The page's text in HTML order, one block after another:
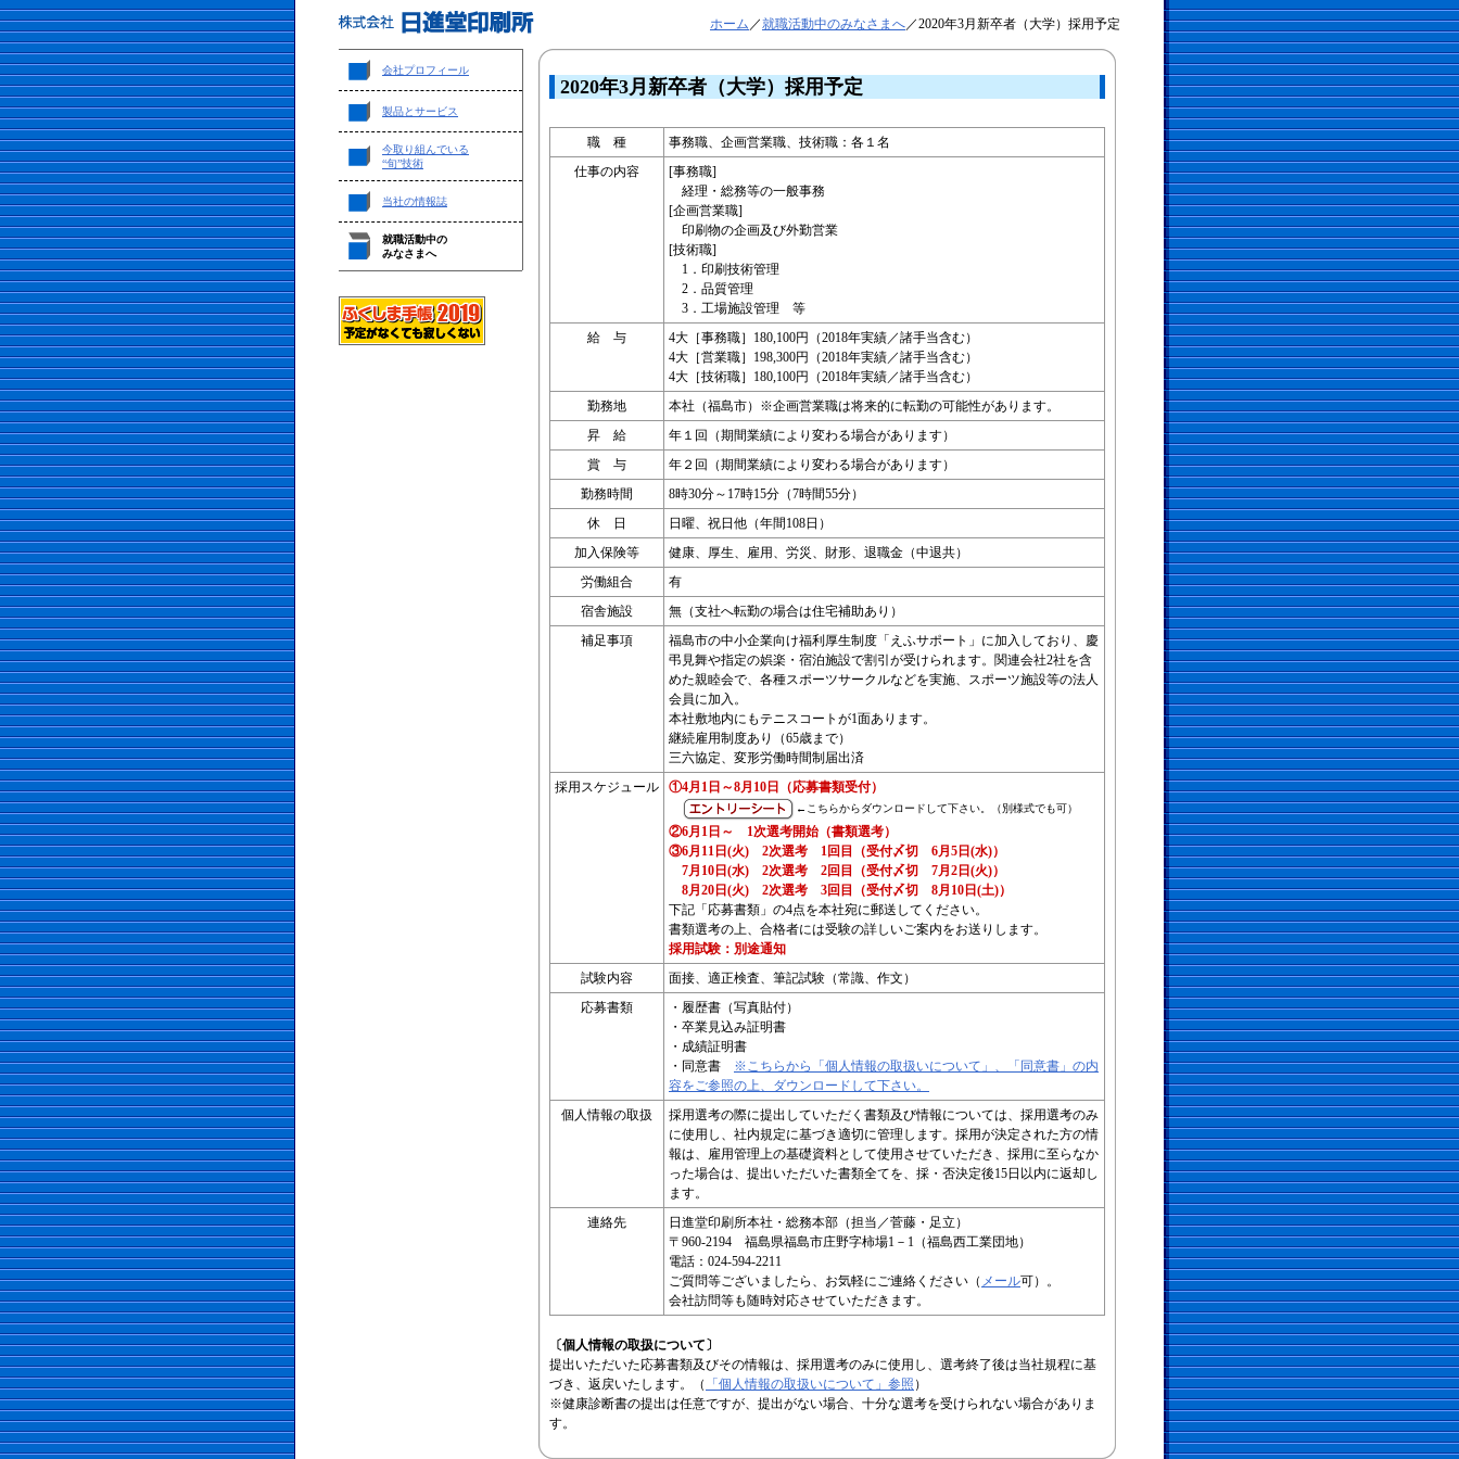
ホーム ／就職活動中のみなさまへ／2020年3月新卒者（大学）採用予定
会社プロフィール
製品とサービス
今取り組んでいる
“旬”技術
当社の情報誌
就職活動中の
みなさまへ
2020年3月新卒者（大学）採用予定
職 種
事務職、企画営業職、技術職：各１名
仕事の内容
[事務職]
経理・総務等の一般事務
[企画営業職]
印刷物の企画及び外勤営業
[技術職]
1．印刷技術管理
2．品質管理
3．工場施設管理 等
給 与
4大［事務職］180,100円（2018年実績／諸手当含む）
4大［営業職］198,300円（2018年実績／諸手当含む）
4大［技術職］180,100円（2018年実績／諸手当含む）
勤務地
本社（福島市）※企画営業職は将来的に転勤の可能性があります。
昇 給
年１回（期間業績により変わる場合があります）
賞 与
年２回（期間業績により変わる場合があります）
勤務時間
8時30分～17時15分（7時間55分）
休 日
日曜、祝日他（年間108日）
加入保険等
健康、厚生、雇用、労災、財形、退職金（中退共）
労働組合
有
宿舎施設
無（支社へ転勤の場合は住宅補助あり）
補足事項
福島市の中小企業向け福利厚生制度「えふサポート」に加入しており、慶
弔見舞や指定の娯楽・宿泊施設で割引が受けられます。関連会社2社を含
めた親睦会で、各種スポーツサークルなどを実施、スポーツ施設等の法人
会員に加入。
本社敷地内にもテニスコートが1面あります。
継続雇用制度あり（65歳まで）
三六協定、変形労働時間制届出済
採用スケジュール
①4月1日～8月10日（応募書類受付）
←こちらからダウンロードして下さい。（別様式でも可）
②6月1日～ 1次選考開始（書類選考）
③6月11日(火) 2次選考 1回目（受付〆切 6月5日(水)）
7月10日(水) 2次選考 2回目（受付〆切 7月2日(火)）
8月20日(火) 2次選考 3回目（受付〆切 8月10日(土)）
下記「応募書類」の4点を本社宛に郵送してください。
書類選考の上、合格者には受験の詳しいご案内をお送りします。
採用試験：別途通知
試験内容
面接、適正検査、筆記試験（常識、作文）
応募書類
・履歴書（写真貼付）
・卒業見込み証明書
・成績証明書
・同意書 ※こちらから「個人情報の取扱いについて」、「同意書」の内
容をご参照の上、ダウンロードして下さい。
個人情報の取扱
採用選考の際に提出していただく書類及び情報については、採用選考のみ
に使用し、社内規定に基づき適切に管理します。採用が決定された方の情
報は、雇用管理上の基礎資料として使用させていただき、採用に至らなか
った場合は、提出いただいた書類全てを、採・否決定後15日以内に返却し
ます。
連絡先
日進堂印刷所本社・総務本部（担当／菅藤・足立）
〒960-2194 福島県福島市庄野字柿場1－1（福島西工業団地）
電話：024-594-2211
ご質問等ございましたら、お気軽にご連絡ください（ メール可）。
会社訪問等も随時対応させていただきます。
〔個人情報の取扱について〕
提出いただいた応募書類及びその情報は、採用選考のみに使用し、選考終了後は当社規程に基
づき、返戻いたします。（
「個人情報の取扱いについて」参照 ）
※健康診断書の提出は任意ですが、提出がない場合、十分な選考を受けられない場合がありま
す。